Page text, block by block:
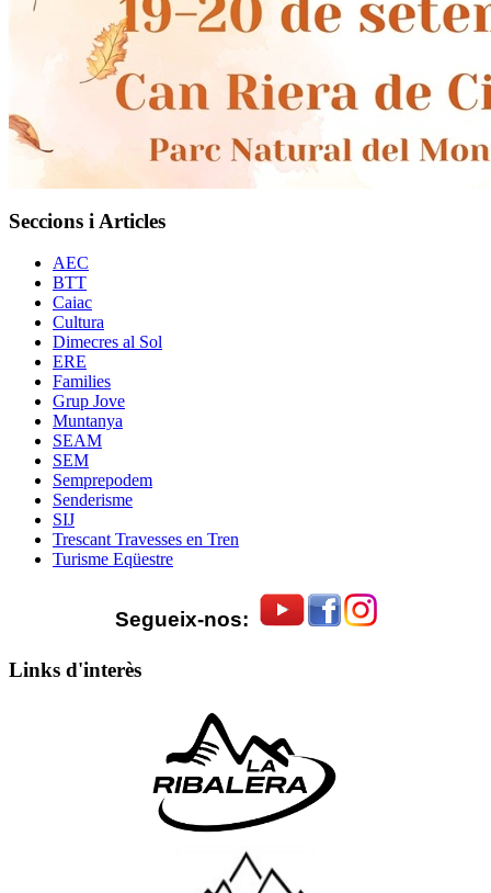
Seccions i Articles
AEC
BTT
Caiac
Cultura
Dimecres al Sol
ERE
Families
Grup Jove
Muntanya
SEAM
SEM
Semprepodem
Senderisme
SIJ
Trescant Travesses en Tren
Turisme Eqüestre
Segueix-nos:
Links d'interès